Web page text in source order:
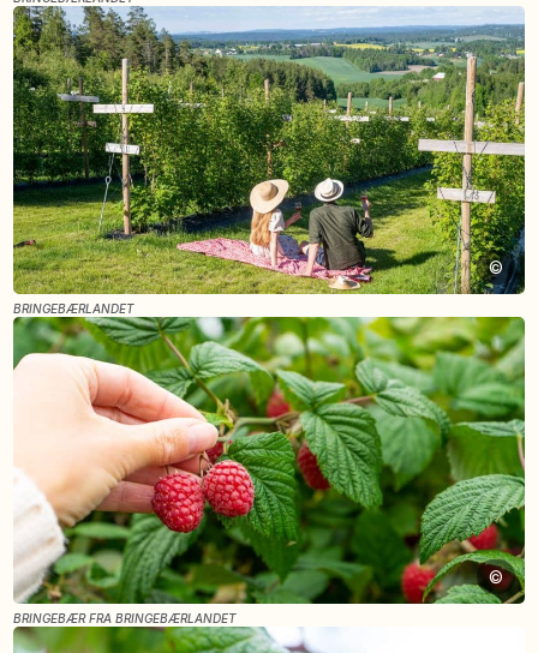
©
BRINGEBÆRLANDET
©
BRINGEBÆR FRA BRINGEBÆRLANDET